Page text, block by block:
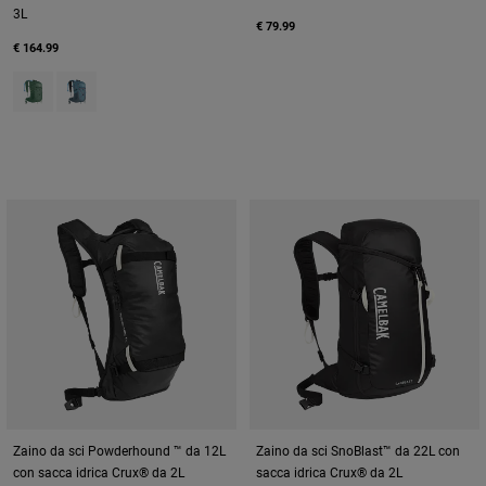
3L
€ 164.99
Product swatch type of Sage Green.
Product swatch type of Smoke Blue/Fiery Coral.
€ 79.99
Zaino da sci Powderhound ™ da 12L
con sacca idrica Crux® da 2L
Zaino da sci SnoBlast™ da 22L con
sacca idrica Crux® da 2L